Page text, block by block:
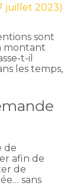
juillet 2023)
sont
montant
t-il
les temps,
de
afin de
de
sans